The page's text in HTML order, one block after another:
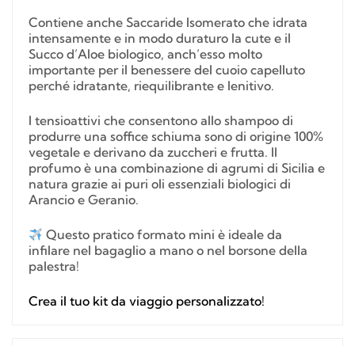
Contiene anche Saccaride Isomerato che idrata
intensamente e in modo duraturo la cute e il
Succo d’Aloe biologico, anch’esso molto
importante per il benessere del cuoio capelluto
perché idratante, riequilibrante e lenitivo.
I tensioattivi che consentono allo shampoo di
produrre una soffice schiuma sono di origine 100%
vegetale e derivano da zuccheri e frutta. Il
profumo è una combinazione di agrumi di Sicilia e
natura grazie ai puri oli essenziali biologici di
Arancio e Geranio.
Questo pratico formato mini è ideale da
infilare nel bagaglio a mano o nel borsone della
palestra!
Crea il tuo kit da viaggio personalizzato!